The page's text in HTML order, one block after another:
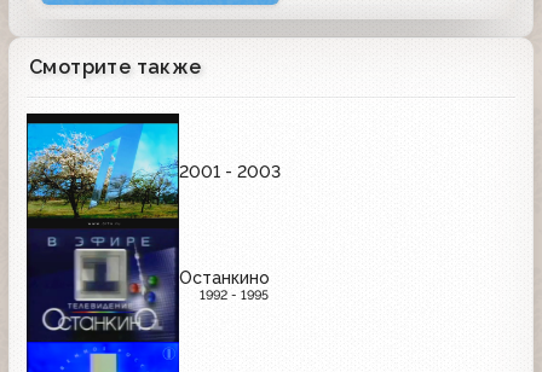
Смотрите также
2001 - 2003
Останкино
1992 - 1995